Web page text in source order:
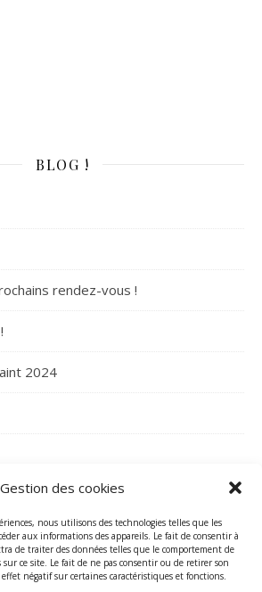
Gestion des cookies
nous utilisons des technologies telles que les
aux informations des appareils. Le fait de consentir à
de traiter des données telles que le comportement de
ce site. Le fait de ne pas consentir ou de retirer son
négatif sur certaines caractéristiques et fonctions.
BLOG !
rendez-vous !
2024
ARCHIVES